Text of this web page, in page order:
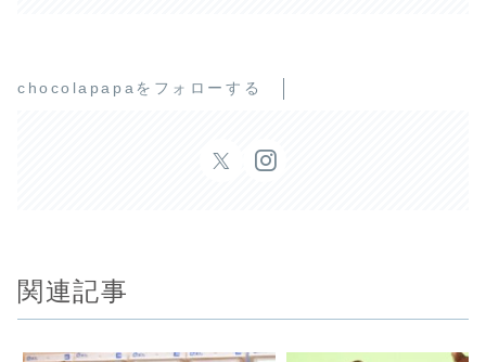
chocolapapaをフォローする
関連記事